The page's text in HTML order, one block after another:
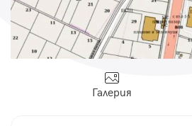
Галерия
Парола
Вход с имейл